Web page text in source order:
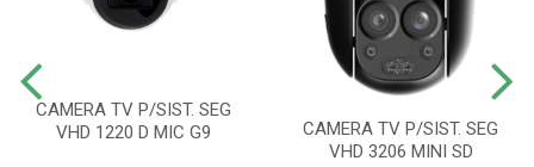
CAMERA TV P/SIST. SEG
VHD 1220 D MIC G9
CAMERA TV P/SIST. SEG
VHD 3206 MINI SD